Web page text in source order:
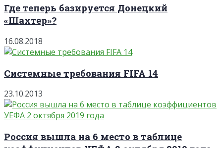
Где теперь базируется Донецкий
«Шахтер»?
16.08.2018
Системные требования FIFA 14
23.10.2013
Россия вышла на 6 место в таблице